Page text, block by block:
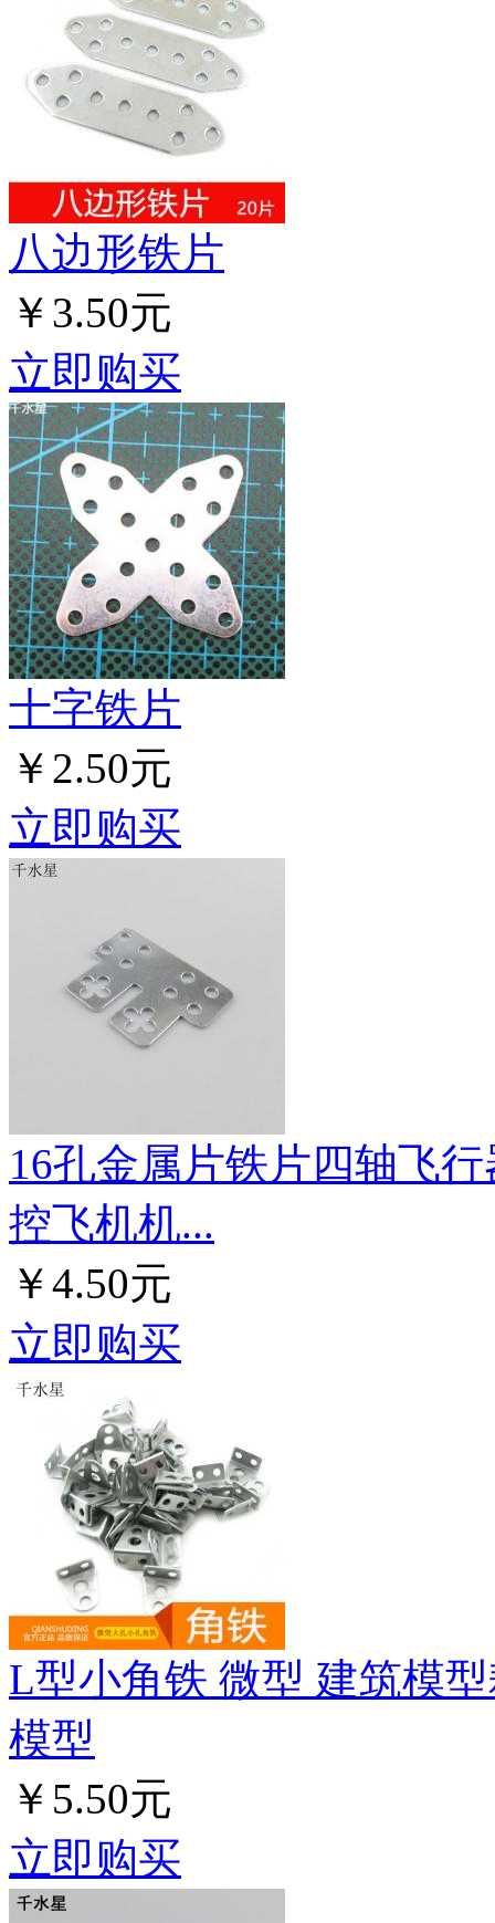
八边形铁片
￥3.50元
立即购买
十字铁片
￥2.50元
立即购买
16孔金属片铁片四轴飞
控飞机机...
￥4.50元
立即购买
L型小角铁 微型 建筑模
模型
￥5.50元
立即购买